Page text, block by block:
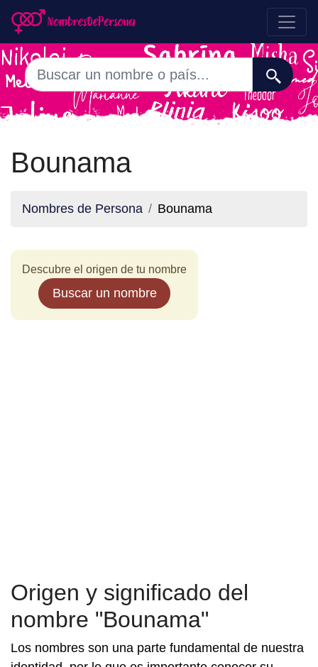
Bounama
Nombres de Persona Bounama
Descubre el origen de tu nombre
Buscar un nombre
Origen y significado del
nombre "Bounama"
Los nombres son una parte fundamental de nuestra